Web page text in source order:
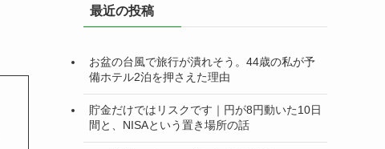
ー最近の投稿
お盆の台風で旅行が潰れそう。44歳の私が予
備ホテル2泊を押さえた理由
貯金だけではリスクです｜円が8円動いた10日
間と、NISAという置き場所の話